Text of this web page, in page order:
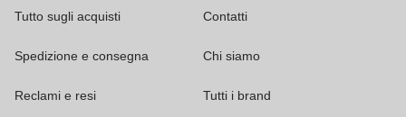
Tutto sugli acquisti
Spedizione e consegna
Reclami e resi
Contatti
Chi siamo
Tutti i brand